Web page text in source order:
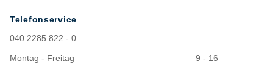
Telefonservice
040 2285 822 - 0
Montag - Freitag 9 - 16